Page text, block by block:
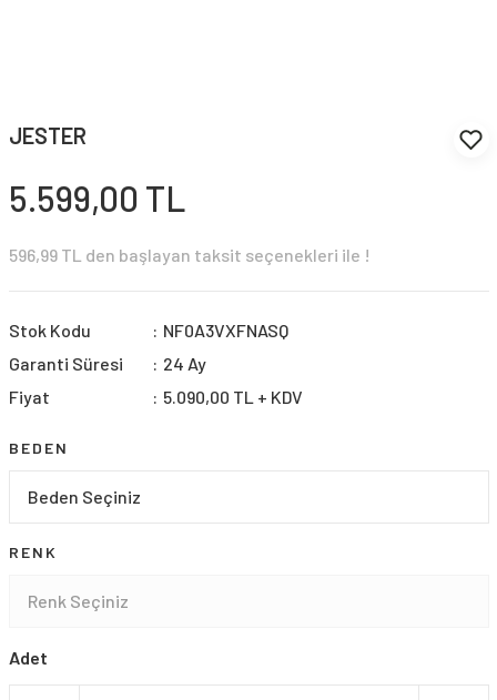
JESTER
5.599,00 TL
596,99 TL den başlayan taksit seçenekleri ile !
Stok Kodu
NF0A3VXFNASQ
Garanti Süresi
24 Ay
Fiyat
5.090,00 TL + KDV
BEDEN
RENK
Adet